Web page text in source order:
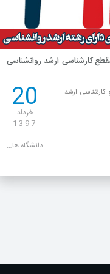
کارشناسی ارشد روانشناسی
ارشد
20
خرداد
1397
دانشگاه های سراسری پذیرنده کارشناسی ارشد مجموعه روانشناسی